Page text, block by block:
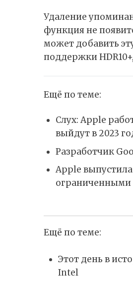
Удаление
функция не
может добавить
поддержки
Ещё по теме:
Слух: Apple
выйдут в 2023
Разработчик
Apple
Ещё по теме:
Этот день в
Intel